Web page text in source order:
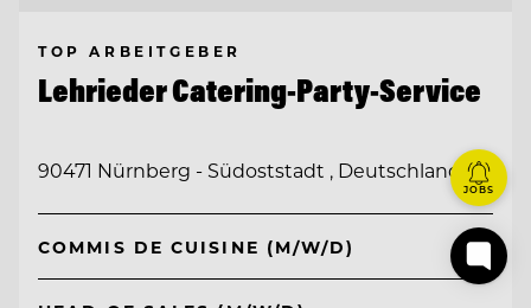
TOP ARBEITGEBER
Lehrieder Catering-Party-Service
90471 Nürnberg - Südoststadt , Deutschland
COMMIS DE CUISINE (M/W/D)
JOBS